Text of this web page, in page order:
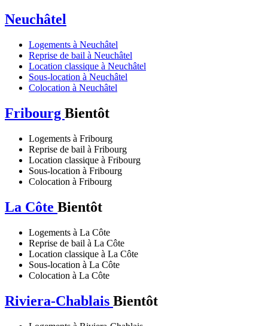
Neuchâtel
Logements à Neuchâtel
Reprise de bail à Neuchâtel
Location classique à Neuchâtel
Sous-location à Neuchâtel
Colocation à Neuchâtel
Fribourg Bientôt
Logements à Fribourg
Reprise de bail à Fribourg
Location classique à Fribourg
Sous-location à Fribourg
Colocation à Fribourg
La Côte Bientôt
Logements à La Côte
Reprise de bail à La Côte
Location classique à La Côte
Sous-location à La Côte
Colocation à La Côte
Riviera-Chablais Bientôt